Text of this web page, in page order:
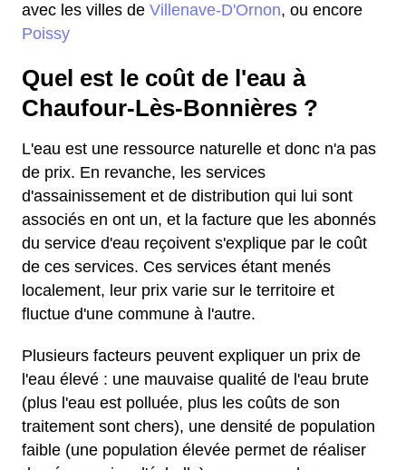
avec les villes de Villenave-D'Ornon, ou encore
Poissy
Quel est le coût de l'eau à
Chaufour-Lès-Bonnières ?
L'eau est une ressource naturelle et donc n'a pas
de prix. En revanche, les services
d'assainissement et de distribution qui lui sont
associés en ont un, et la facture que les abonnés
du service d'eau reçoivent s'explique par le coût
de ces services. Ces services étant menés
localement, leur prix varie sur le territoire et
fluctue d'une commune à l'autre.
Plusieurs facteurs peuvent expliquer un prix de
l'eau élevé : une mauvaise qualité de l'eau brute
(plus l'eau est polluée, plus les coûts de son
traitement sont chers), une densité de population
faible (une population élevée permet de réaliser